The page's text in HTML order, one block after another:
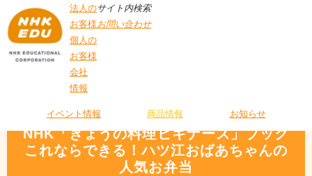
法人の
お客様
個人の
お客様
会社
情報
サイト内検索
お問い合わせ
イベント情報 商品情報 お知らせ
ズ」ブック これならできる！ハツ江おばあちゃんの人気お弁当
NHK「きょうの料理ビギナーズ」ブック
これならできる！ハツ江おばあちゃんの
人気お弁当